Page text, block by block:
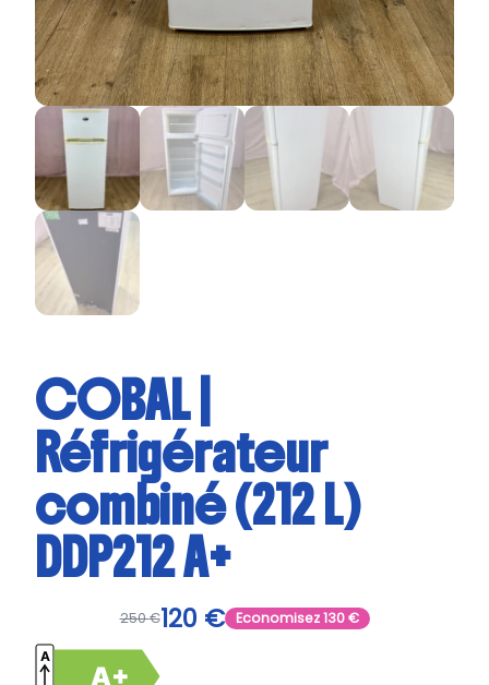
COBAL |
Réfrigérateur
combiné (212 L)
DDP212 A+
250€120 € Economisez130€